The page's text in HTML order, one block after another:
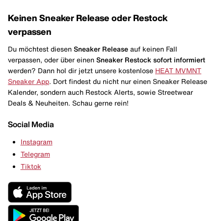
Keinen Sneaker Release oder Restock
verpassen
Du möchtest diesen Sneaker Release auf keinen Fall
verpassen, oder über einen Sneaker Restock sofort informiert
werden? Dann hol dir jetzt unsere kostenlose HEAT MVMNT
Sneaker App. Dort findest du nicht nur einen Sneaker Release
Kalender, sondern auch Restock Alerts, sowie Streetwear
Deals & Neuheiten. Schau gerne rein!
Social Media
Instagram
Telegram
Tiktok